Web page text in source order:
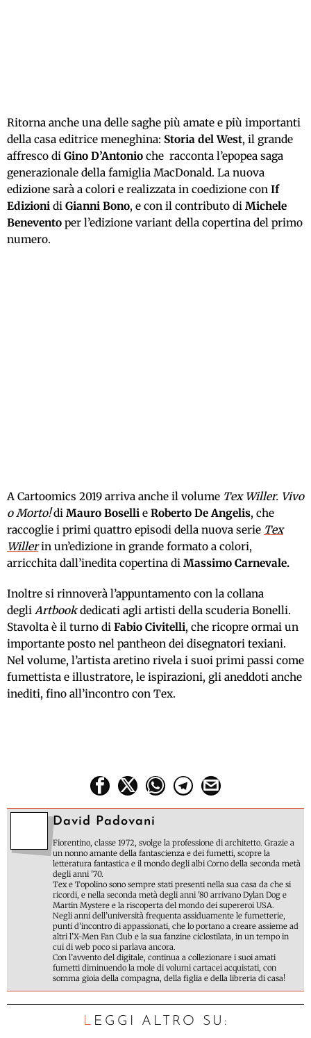
Ritorna anche una delle saghe più amate e più importanti
della casa editrice meneghina: Storia del West, il grande
affresco di Gino D’Antonio che racconta l’epopea saga
generazionale della famiglia MacDonald. La nuova
edizione sarà a colori e realizzata in coedizione con If
Edizioni di Gianni Bono, e con il contributo di Michele
Benevento per l’edizione variant della copertina del primo
numero.
A Cartoomics 2019 arriva anche il volume Tex Willer. Vivo
o Morto!di Mauro Boselli e Roberto De Angelis, che
raccoglie i primi quattro episodi della nuova serie Tex
Willerin un’edizione in grande formato a colori,
arricchita dall’inedita copertina di Massimo Carnevale.
Inoltre si rinnoverà l’appuntamento con la collana
degli Artbookdedicati agli artisti della scuderia Bonelli.
Stavolta è il turno di Fabio Civitelli, che ricopre ormai un
importante posto nel pantheon dei disegnatori texiani.
Nel volume, l’artista aretino rivela i suoi primi passi come
fumettista e illustratore, le ispirazioni, gli aneddoti anche
inediti, fino all’incontro con Tex.
David Padovani
Fiorentino, classe 1972, svolge la professione di architetto. Grazie a
un nonno amante della fantascienza e dei fumetti, scopre la
letteratura fantastica e il mondo degli albi Corno della seconda metà
degli anni '70.
Tex e Topolino sono sempre stati presenti nella sua casa da che si
ricordi, e nella seconda metà degli anni '80 arrivano Dylan Dog e
Martin Mystere e la riscoperta del mondo dei supereroi USA.
Negli anni dell’università frequenta assiduamente le fumetterie,
punti d’incontro di appassionati, che lo portano a creare assieme ad
altri l’X-Men Fan Club e la sua fanzine ciclostilata, in un tempo in
cui di web poco si parlava ancora.
Con l’avvento del digitale, continua a collezionare i suoi amati
fumetti diminuendo la mole di volumi cartacei acquistati, con
somma gioia della compagna, della figlia e della libreria di casa!
LEGGI ALTRO SU: